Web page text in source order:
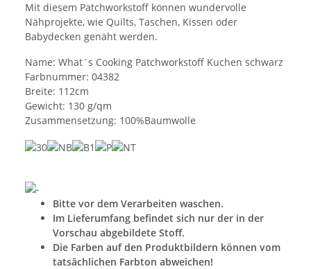
Mit diesem Patchworkstoff können wundervolle
Nähprojekte, wie Quilts, Taschen, Kissen oder
Babydecken genäht werden.
Name: What´s Cooking Patchworkstoff Kuchen schwarz
Farbnummer: 04382
Breite: 112cm
Gewicht: 130 g/qm
Zusammensetzung: 100%Baumwolle
Bitte vor dem Verarbeiten waschen.
Im Lieferumfang befindet sich nur der in der
Vorschau abgebildete Stoff.
Die Farben auf den Produktbildern können vom
tatsächlichen Farbton abweichen!